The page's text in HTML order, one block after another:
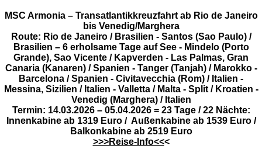
MSC Armonia – Transatlantikkreuzfahrt ab Rio de Janeiro
bis Venedig/Marghera
Route: Rio de Janeiro / Brasilien - Santos (Sao Paulo) /
Brasilien – 6 erholsame Tage auf See - Mindelo (Porto
Grande), Sao Vicente / Kapverden - Las Palmas, Gran
Canaria (Kanaren) / Spanien - Tanger (Tanjah) / Marokko -
Barcelona / Spanien - Civitavecchia (Rom) / Italien -
Messina, Sizilien / Italien - Valletta / Malta - Split / Kroatien -
Venedig (Marghera) / Italien
Termin: 14.03.2026 – 05.04.2026 = 23 Tage / 22 Nächte:
Innenkabine ab 1319 Euro / Außenkabine ab 1539 Euro /
Balkonkabine ab 2519 Euro
>>>Reise-Info<<<